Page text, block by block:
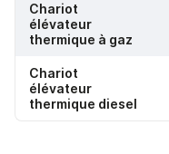
Chariot
élévateur
thermique à gaz
Chariot
élévateur
thermique diesel